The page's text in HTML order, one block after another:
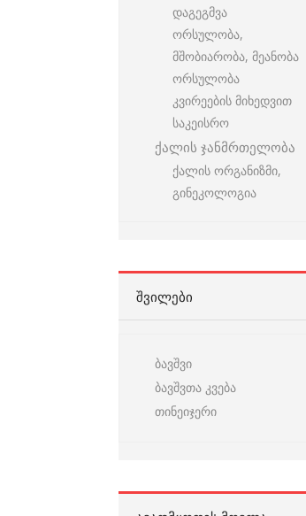
დაგეგმვა
ორსულობა,
მშობიარობა, მეანობა
ორსულობა
კვირეების მიხედვით
საკეისრო
ქალის ჯანმრთელობა
ქალის ორგანიზმი,
გინეკოლოგია
ᲨᲕᲘᲚᲔᲑᲘ
ბავშვი
ბავშვთა კვება
თინეიჯერი